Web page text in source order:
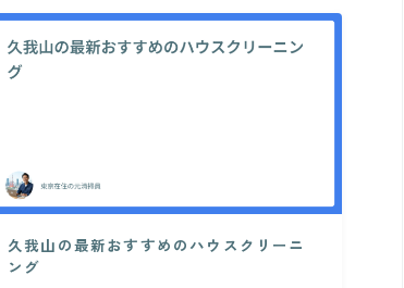
久我山の最新おすすめのハウスクリーニ
ング